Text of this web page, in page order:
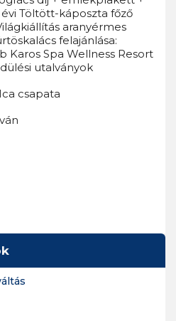
Töltött-káposzta főző
aranyérmes
felajánlása:
Karos Spa Wellness Resort
utalványok
csapata